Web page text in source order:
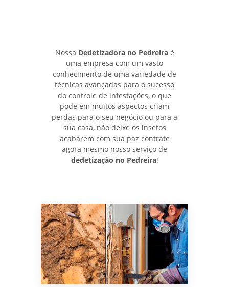
Nossa Dedetizadora no Pedreiraé
uma empresa com um vasto
conhecimento de uma variedade de
técnicas avançadas para o sucesso
do controle de infestações, o que
pode em muitos aspectos criam
perdas para o seu negócio ou para a
sua casa, não deixe os insetos
acabarem com sua paz contrate
agora mesmo nosso serviço de
dedetização no Pedreira!